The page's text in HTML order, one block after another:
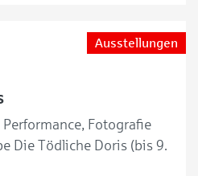
Ausstellungen
Fotografie
Die Tödliche Doris (bis 9.